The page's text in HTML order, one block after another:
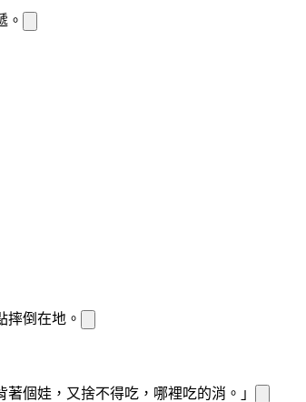
。
摔倒在地。
個娃，又捨不得吃， 哪裡吃的消。」